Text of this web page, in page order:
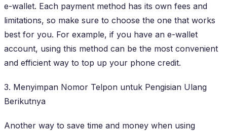
e-wallet. Each payment method has its own fees and
limitations, so make sure to choose the one that works
best for you. For example, if you have an e-wallet
account, using this method can be the most convenient
and efficient way to top up your phone credit.
3. Menyimpan Nomor Telpon untuk Pengisian Ulang
Berikutnya
Another way to save time and money when using